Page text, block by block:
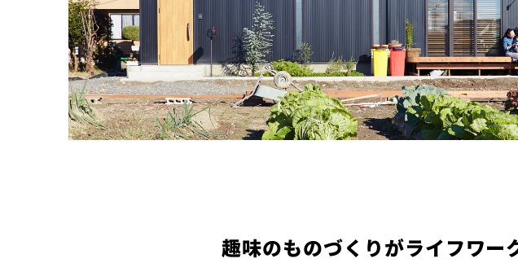
趣味のものづくりがライフワー